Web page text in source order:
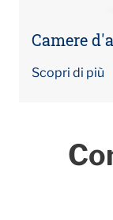
Camere
Scopri di più